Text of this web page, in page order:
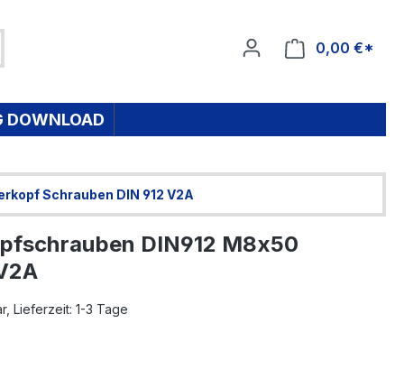
0,00 €*
DOWNLOAD
Schrauben DIN 912 V2A
DIN912 M8x50
Lieferzeit: 1-3 Tage